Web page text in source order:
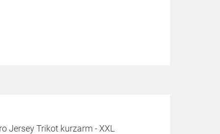
Jersey Trikot kurzarm - XXL